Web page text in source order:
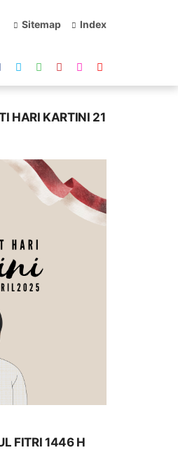
Sitemap Index
HARI KARTINI 21
FITRI 1446 H